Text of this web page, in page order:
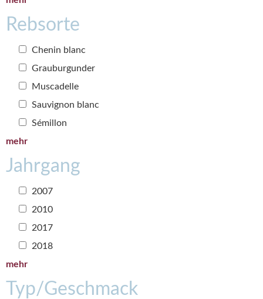
Rebsorte
Chenin blanc
Grauburgunder
Muscadelle
Sauvignon blanc
Sémillon
mehr
Jahrgang
2007
2010
2017
2018
mehr
Typ/Geschmack